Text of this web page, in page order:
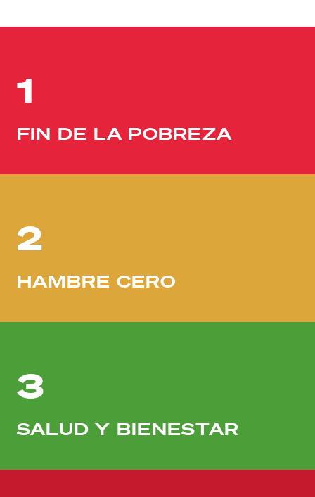
1
FIN DE LA POBREZA
2
HAMBRE CERO
3
SALUD Y BIENESTAR